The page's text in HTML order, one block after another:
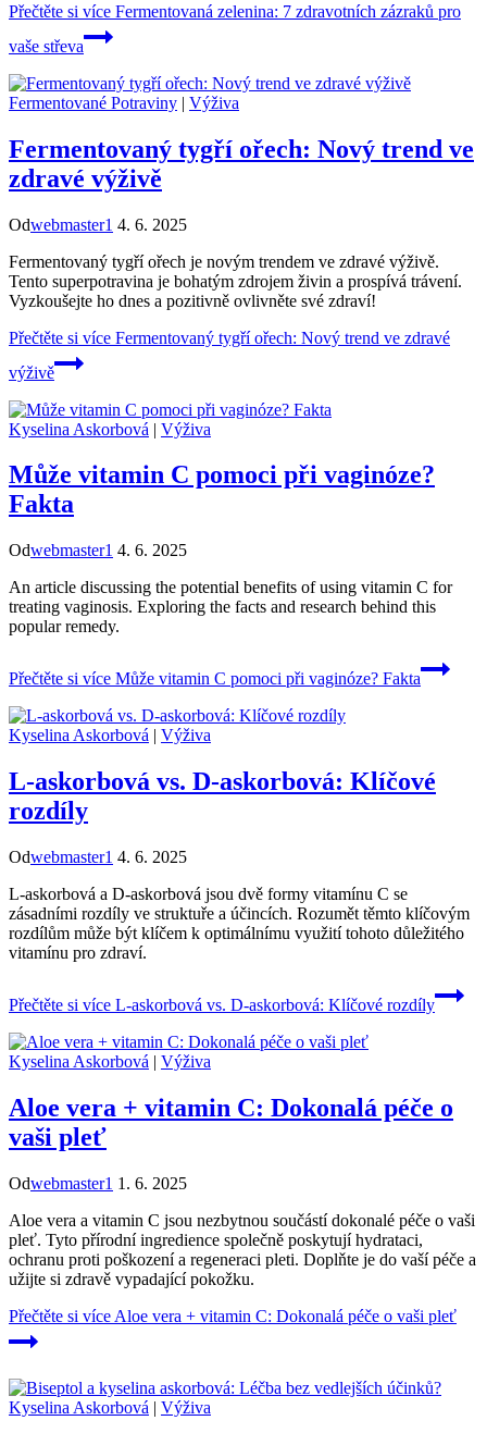
Přečtěte si více Fermentovaná zelenina: 7 zdravotních zázraků pro
vaše střeva
Fermentované Potraviny | Výživa
Fermentovaný tygří ořech: Nový trend ve
zdravé výživě
Odwebmaster1 4. 6. 2025
Fermentovaný tygří ořech je novým trendem ve zdravé výživě.
Tento superpotravina je bohatým zdrojem živin a prospívá trávení.
Vyzkoušejte ho dnes a pozitivně ovlivněte své zdraví!
Přečtěte si více Fermentovaný tygří ořech: Nový trend ve zdravé
výživě
Kyselina Askorbová | Výživa
Může vitamin C pomoci při vaginóze?
Fakta
Odwebmaster1 4. 6. 2025
An article discussing the potential benefits of using vitamin C for
treating vaginosis. Exploring the facts and research behind this
popular remedy.
Přečtěte si více Může vitamin C pomoci při vaginóze? Fakta
Kyselina Askorbová | Výživa
L-askorbová vs. D-askorbová: Klíčové
rozdíly
Odwebmaster1 4. 6. 2025
L-askorbová a D-askorbová jsou dvě formy vitamínu C se
zásadními rozdíly ve struktuře a účincích. Rozumět těmto klíčovým
rozdílům může být klíčem k optimálnímu využití tohoto důležitého
vitamínu pro zdraví.
Přečtěte si více L-askorbová vs. D-askorbová: Klíčové rozdíly
Kyselina Askorbová | Výživa
Aloe vera + vitamin C: Dokonalá péče o
vaši pleť
Odwebmaster1 1. 6. 2025
Aloe vera a vitamin C jsou nezbytnou součástí dokonalé péče o vaši
pleť. Tyto přírodní ingredience společně poskytují hydrataci,
ochranu proti poškození a regeneraci pleti. Doplňte je do vaší péče a
užijte si zdravě vypadající pokožku.
Přečtěte si více Aloe vera + vitamin C: Dokonalá péče o vaši pleť
Kyselina Askorbová | Výživa